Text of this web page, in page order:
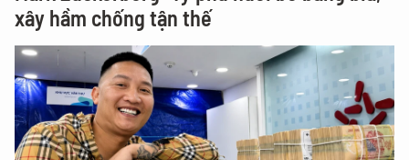
xây hầm chống tận thế